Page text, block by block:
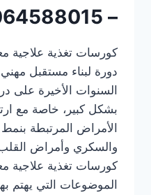
– 201064588015
كورسات تغذية علاجية
دورة لبناء مستقبل مهني
السنوات الأخيرة على
بشكل كبير، خاصة مع
الأمراض المرتبطة
والسكري وأمراض
كورسات تغذية علاجية
الموضوعات التي يهتم